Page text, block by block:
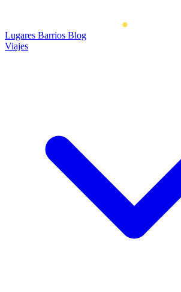
Lugares Barrios Blog
Viajes